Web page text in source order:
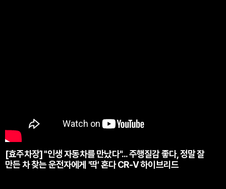
[효주차장] "인생 자동차를 만났다"... 주행질감 좋다, 정말 잘
만든 차 찾는 운전자에게 '딱' 혼다 CR-V 하이브리드